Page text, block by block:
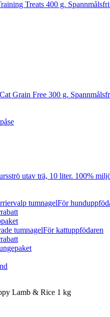
För
För kattuppfödaren
Lamb & Rice 1 kg